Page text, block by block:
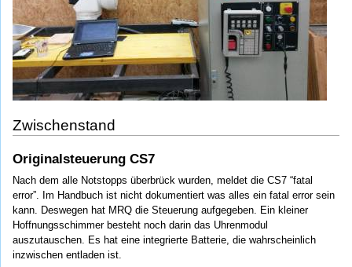
Zwischenstand
Originalsteuerung CS7
Nach dem alle Notstopps überbrück wurden, meldet die CS7 “fatal
error”. Im Handbuch ist nicht dokumentiert was alles ein fatal error sein
kann. Deswegen hat MRQ die Steuerung aufgegeben. Ein kleiner
Hoffnungsschimmer besteht noch darin das Uhrenmodul
auszutauschen. Es hat eine integrierte Batterie, die wahrscheinlich
inzwischen entladen ist.